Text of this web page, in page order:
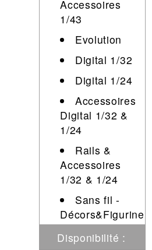
Circuit slot
Accessoires
1/43
Evolution
Digital 1/32
Digital 1/24
Accessoires
Digital 1/32 &
1/24
Rails &
Accessoires
1/32 & 1/24
Sans fil -
Décors&Figurine
Disponibilité :